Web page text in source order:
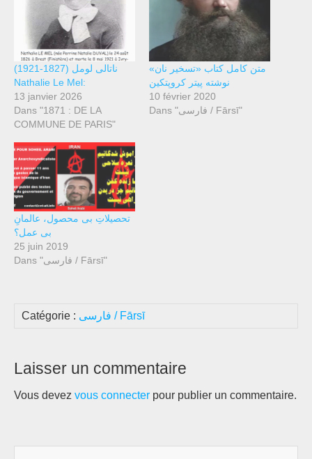
ناتالی لومل (1827-1921)
Nathalie Le Mel:
13 janvier 2026
Dans "1871 : DE LA
COMMUNE DE PARIS"
متن کامل کتاب «تسخیر نان»
نوشته پیتر کروپتکین
10 février 2020
Dans "فارسی / Fārsī"
تحصیلاتِ بی محصول، عالمانِ
بی عمل؟
25 juin 2019
Dans "فارسی / Fārsī"
Catégorie : فارسی / Fārsī
Laisser un commentaire
Vous devez vous connecter pour publier un commentaire.